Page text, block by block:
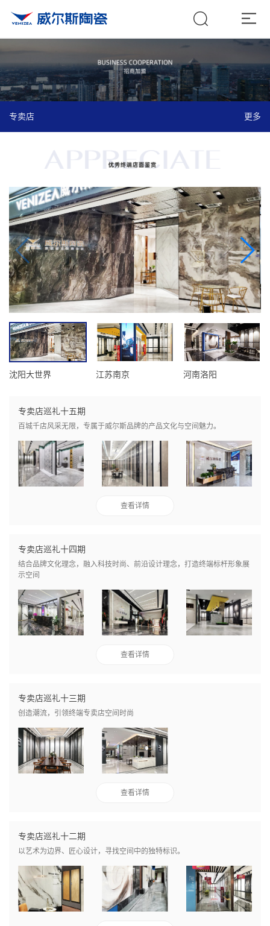
专卖店 更多
沈阳大世界 江苏南京 河南洛阳
专卖店巡礼十五期
百城千店风采无限，专属于威尔斯品牌的产品文化与空间魅力。
查看详情
专卖店巡礼十四期
结合品牌文化理念，融入科技时尚、前沿设计理念，打造终端标杆形象展
示空间
查看详情
专卖店巡礼十三期
创造潮流，引领终端专卖店空间时尚
查看详情
专卖店巡礼十二期
以艺术为边界、匠心设计，寻找空间中的独特标识。